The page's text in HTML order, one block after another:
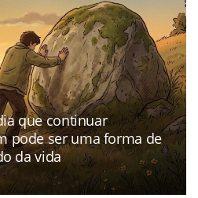
que continuar
pode ser uma forma de
da vida